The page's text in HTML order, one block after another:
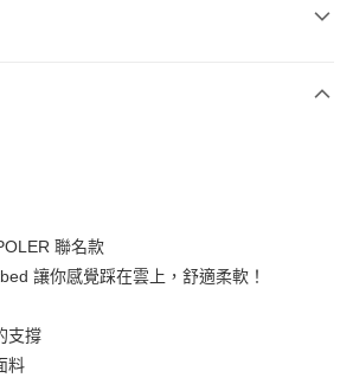
聯名款
讓你感覺踩在雲上，舒適柔軟！
支撐
料